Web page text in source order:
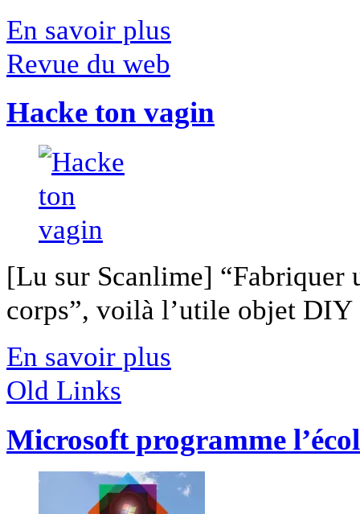
En savoir plus
Revue du web
Hacke ton vagin
[Lu sur Scanlime] “Fabriquer
corps”, voilà l’utile objet
En savoir plus
Old Links
Microsoft programme